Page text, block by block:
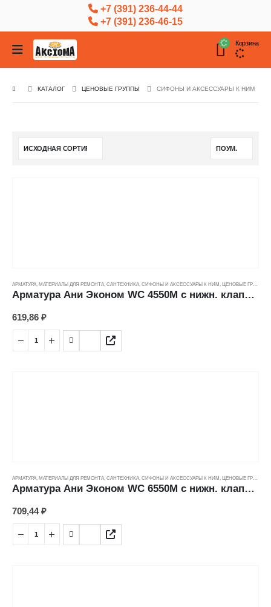
+7 (391) 236-44-44
+7 (391) 236-46-15
Корзина
КАТАЛОГ ЦЕНОВЫЕ ГРУППЫ СИФОНЫ И АКСЕССУАРЫ К НИМ
АРМАТУРА МАТЕРИАЛЫ ДЛЯ РЕМОНТА САНТЕХНИКА СИФОНЫ И АКСЕССУАРЫ К НИМ ЦЕНОВЫЕ ГРУППЫ
Арматура Ани Эконом WC 4550M с нижн. клапаном 1/2, штоковый спускной клапан, хром
619,86 ₽
АРМАТУРА МАТЕРИАЛЫ ДЛЯ РЕМОНТА САНТЕХНИКА СИФОНЫ И АКСЕССУАРЫ К НИМ ЦЕНОВЫЕ ГРУППЫ
Арматура Ани Эконом WC 6550М с нижн. клапаном 1/2, кнопка, хром
709,44₽